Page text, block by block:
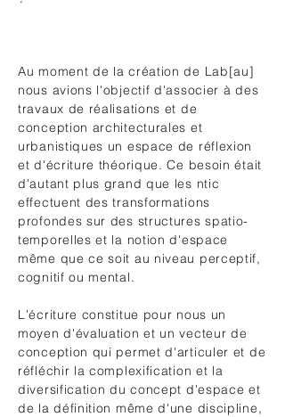
Au moment de la création de Lab[au]
nous avions l'objectif d'associer à des
travaux de réalisations et de
conception architecturales et
urbanistiques un espace de réflexion
et d'écriture théorique. Ce besoin était
d'autant plus grand que les ntic
effectuent des transformations
profondes sur des structures spatio-
temporelles et la notion d'espace
même que ce soit au niveau perceptif,
cognitif ou mental.
L'écriture constitue pour nous un
moyen d'évaluation et un vecteur de
conception qui permet d'articuler et de
réfléchir la complexification et la
diversification du concept d'espace et
de la définition même d'une discipline,